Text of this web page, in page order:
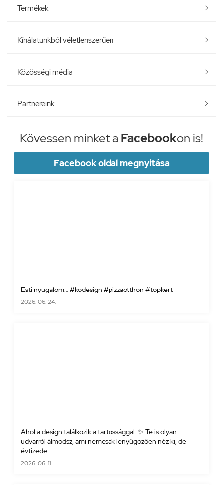
Termékek 
Kínálatunkból véletlenszerűen 
Közösségi média 
Partnereink 
Kövessen minket a Facebookon is!
Facebook oldal megnyitása
Esti nyugalom… #kodesign #pizzaotthon #topkert
2026. 06. 24.
Ahol a design találkozik a tartóssággal. ✨ Te is olyan
udvarról álmodsz, ami nemcsak lenyűgözően néz ki, de
évtizede...
2026. 06. 11.